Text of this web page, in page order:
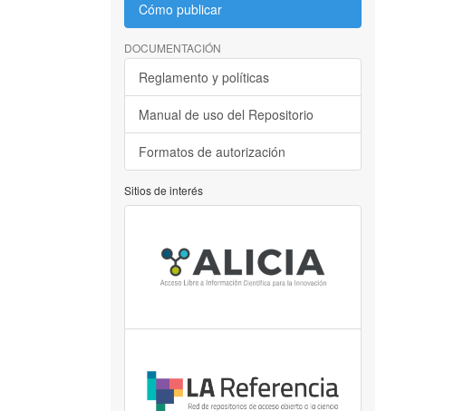
Cómo publicar
DOCUMENTACIÓN
Reglamento y políticas
Manual de uso del Repositorio
Formatos de autorización
Sitios de interés